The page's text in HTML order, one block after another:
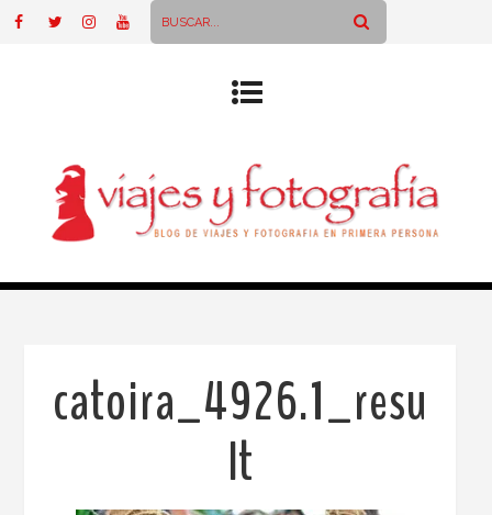
catoira_4926.1_resu
lt